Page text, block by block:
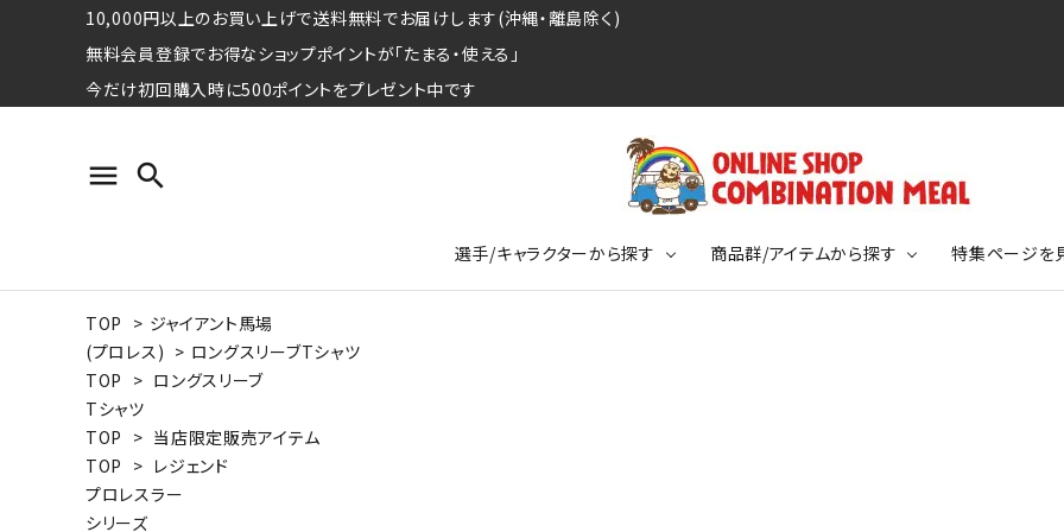
10,000円以上のお買い上げで送料無料でお届けします(沖縄・離島除く)
無料会員登録でお得なショップポイントが「たまる・使える」
今だけ初回購入時に500ポイントをプレゼント中です
menu search
選手/キャラクターから探す
プロ野球選手コレクション
日本プロサッカー選手会シリーズ
水泳競技選手コレクション
商品群/アイテムから探す
Tシャツ
パーカー
期間限定販売アイテム
特集ページを
特集ページ
ウォーレン･クロマティ
特集ページ
競走馬コレクション
TOP > ジャイアント馬場
(プロレス) > ロングスリーブTシャツ
TOP > ロングスリーブ
Tシャツ
TOP > 当店限定販売アイテム
TOP > レジェンド
プロレスラー
シリーズ